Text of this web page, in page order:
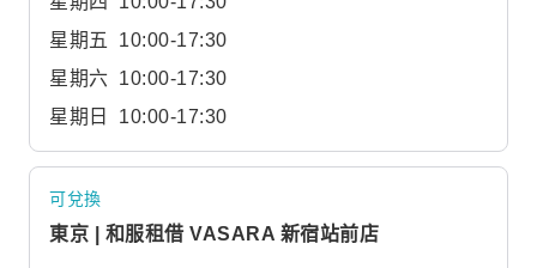
星期五
10:00-17:30
星期六 10:00-17:30
星期日
10:00-17:30
可兌換
東京 | 和服租借 VASARA 新宿站前店